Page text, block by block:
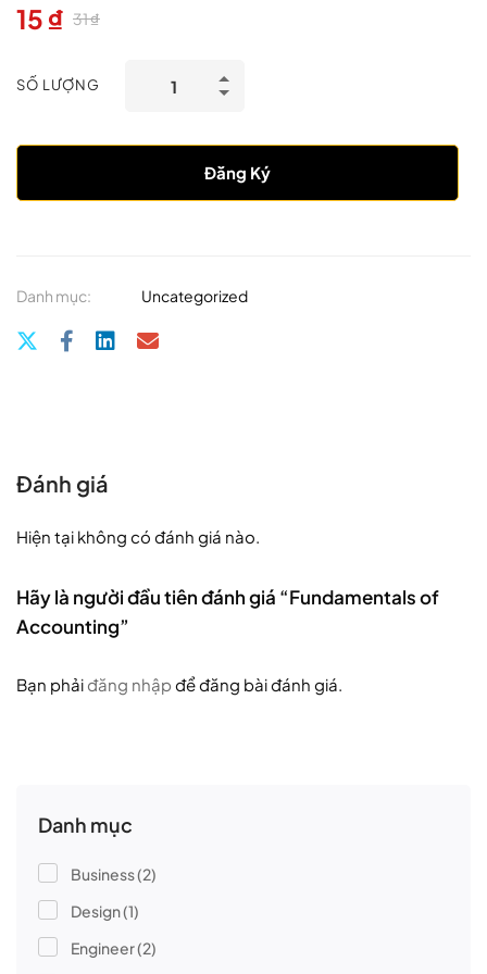
Danh mục
Business(2)
Design(1)
Engineer(2)
15 ₫ 31₫
SỐ LƯỢNG
Đăng Ký
Danh mục: Uncategorized
Đánh giá
Hiện tại không có đánh giá nào.
Hãy là người đầu tiên đánh giá “Fundamentals of
Accounting”
Bạn phải đăng nhập để đăng bài đánh giá.